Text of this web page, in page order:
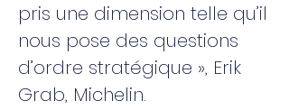
pris une dimension telle qu’il
nous pose des questions
d’ordre stratégique », Erik
Grab, Michelin.